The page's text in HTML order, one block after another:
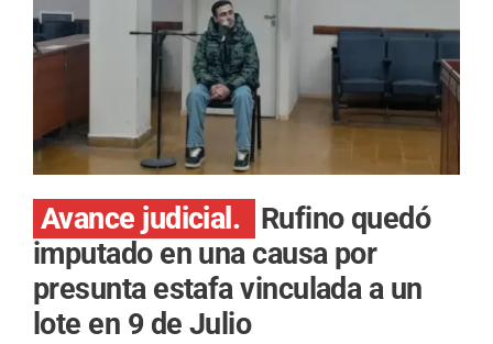
Avance judicial.
Rufino quedó
imputado en una causa por
presunta estafa vinculada a un
lote en 9 de Julio